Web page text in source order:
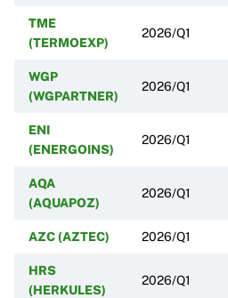
TME
(TERMOEXP)
2026/Q1
WGP
(WGPARTNER)
2026/Q1
ENI
(ENERGOINS)
2026/Q1
AQA
(AQUAPOZ)
2026/Q1
AZC (AZTEC) 2026/Q1
HRS
(HERKULES)
2026/Q1